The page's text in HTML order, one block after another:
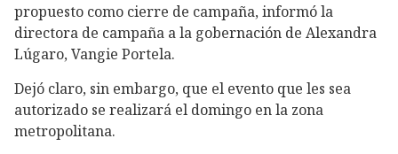
propuesto como cierre de campaña, informó la
directora de campaña a la gobernación de Alexandra
Lúgaro, Vangie Portela.
Dejó claro, sin embargo, que el evento que les sea
autorizado se realizará el domingo en la zona
metropolitana.